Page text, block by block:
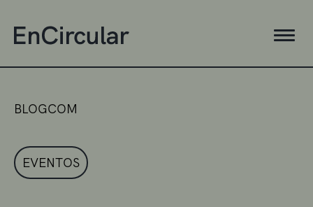
BLOGCOM
EVENTOS